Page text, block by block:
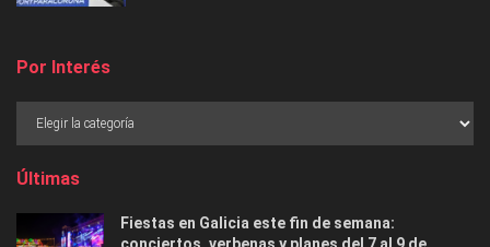
Por Interés
Últimas
Fiestas en Galicia este fin de semana: